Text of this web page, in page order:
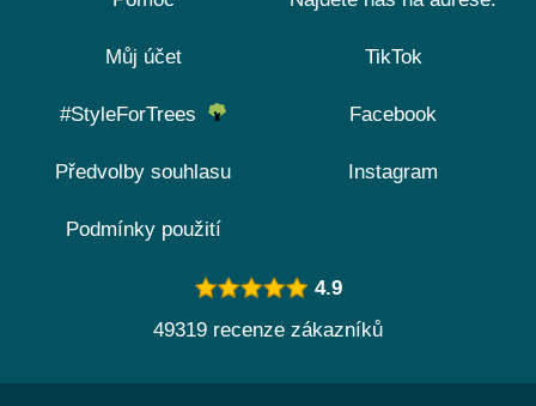
Můj účet
#StyleForTrees
Předvolby souhlasu
Podmínky použití
TikTok
Facebook
Instagram
4.9
49319 recenze zákazníků